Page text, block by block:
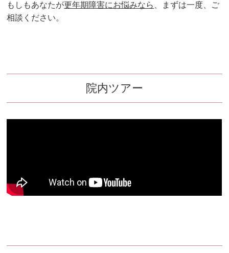
もしもあなたが更年期障害にお悩みなら
、まずは一度、ご
相談ください。
院内ツアー